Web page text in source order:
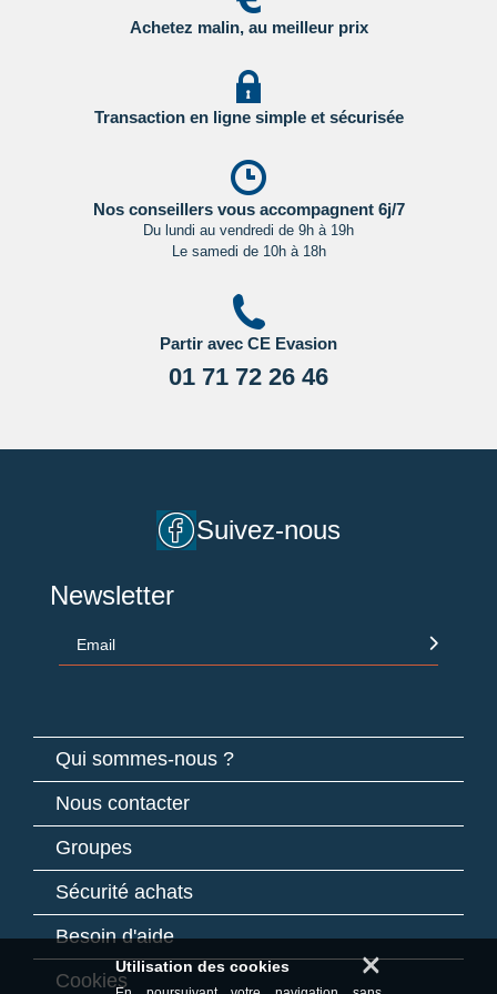
- Canada : sur le site du gouvernement canadien en
Pour les passagers binationaux ou de nationalité étrangère
il est préférable de vous rapprocher du consulat ou de
l’ambassade du pays de destination et de transit.
susceptibles de changer entre votre réservation et votre
départ, nous vous recommandons vivement de consulter
régulièrement le site du ministère des affaires étrangères en
Achetez malin, au meilleur prix
Transaction en ligne simple et sécurisée
Nos conseillers vous accompagnent 6j/7
Du lundi au vendredi de 9h à 19h
Le samedi de 10h à 18h
Partir avec CE Evasion
01 71 72 26 46
Suivez-nous
Newsletter
Email
Qui sommes-nous ?
Nous contacter
Groupes
Sécurité achats
Besoin d'aide
Cookies
×
Utilisation des cookies